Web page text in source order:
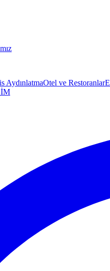
AydınlatmaOtel ve Restoranlar